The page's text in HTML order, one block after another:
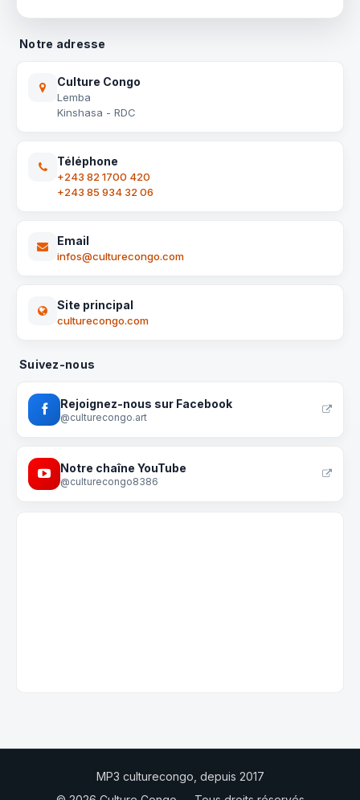
Notre adresse
Culture Congo
Lemba
Kinshasa - RDC
Téléphone
+243 82 1700 420
+243 85 934 32 06
Email
infos@culturecongo.com
Site principal
culturecongo.com
Suivez-nous
Rejoignez-nous sur Facebook
@culturecongo.art
Notre chaîne YouTube
@culturecongo8386
MP3 culturecongo, depuis 2017